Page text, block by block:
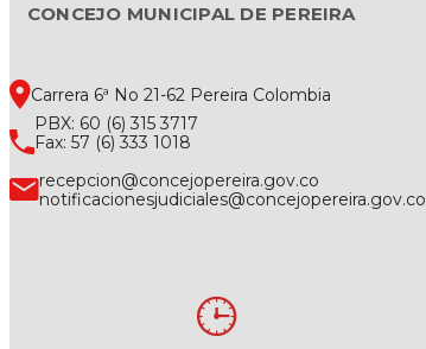
CONCEJO MUNICIPAL DE PEREIRA
Carrera 6ª No 21-62 Pereira Colombia
PBX: 60 (6) 315 3717
Fax: 57 (6) 333 1018
recepcion@concejopereira.gov.co
notificacionesjudiciales@concejopereira.gov.co